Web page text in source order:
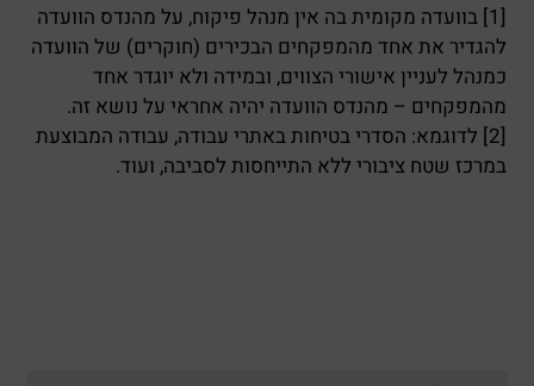
[1] בוועדה מקומית בה אין מנהל פיקוח, על מהנדס הוועדה
להגדיר את אחד מהמפקחים הבכירים (חוקרים) של הוועדה
כמנהל לעניין אישורי הצווים, ובמידה ולא יוגדר אחד
מהמפקחים – מהנדס הוועדה יהיה אחראי על נושא זה.
[2] לדוגמא: הסדרי בטיחות באתרי עבודה, עבודה המבוצעת
במרכז שטח ציבורי ללא התייחסות לסביבה, ועוד.